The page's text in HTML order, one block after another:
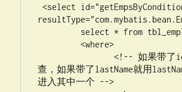
<select id="getEmpsByConditionChoose"
查，如果带了lastName就用
进入其中一个 -->